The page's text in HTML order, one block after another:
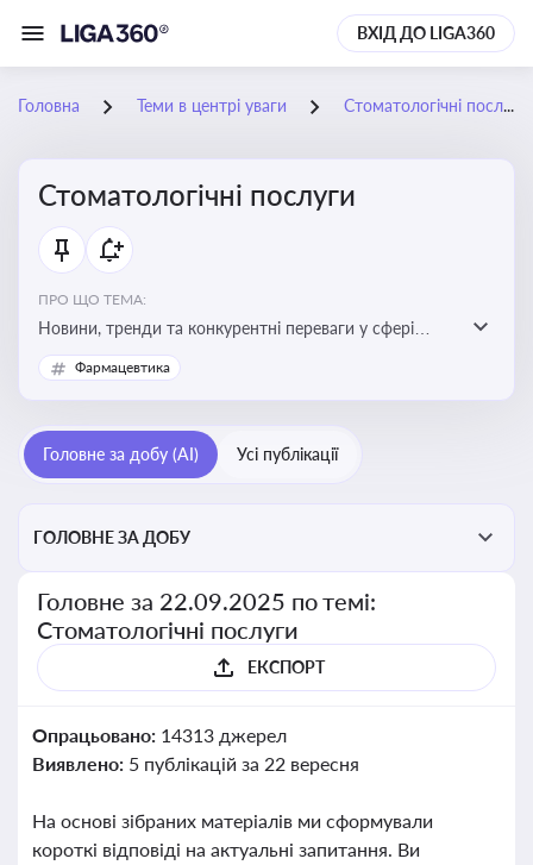
ВХІД ДО LIGA360
Головна Теми в центрі уваги Стоматологічні послуги
Стоматологічні послуги
ПРО ЩО ТЕМА:
Новини, тренди та конкурентні переваги у сфері
стоматологічних послуг. Використання новітніх
технологій та стратегій для покращення
Фармацевтика
Головне за добу (AI) Усі публікації
ГОЛОВНЕ ЗА ДОБУ
Головне за 22.09.2025 по темі:
Стоматологічні послуги
ЕКСПОРТ
Опрацьовано: 14313 джерел
Виявлено: 5 публікацій за 22 вересня
На основі зібраних матеріалів ми сформували
короткі відповіді на актуальні запитання. Ви